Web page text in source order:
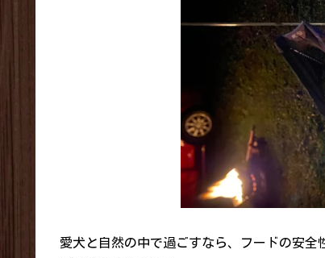
愛犬と自然の中で過ごすなら、フードの安全